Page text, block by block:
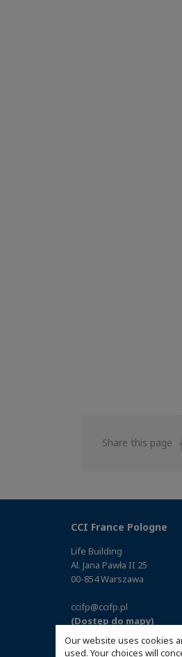
Our website uses cookies
used. Your choices will
Share this page
CCI France Pologne
Life Building
Al. Jana Pawła II 25
00-854 Warszawa
ccifp@ccifp.pl
(Dostęp do mapy)